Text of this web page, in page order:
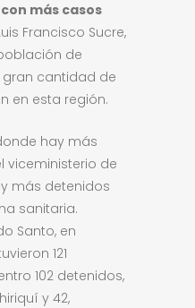
más casos
Francisco Sucre,
de
cantidad de
en esta región.
hay más
viceministerio de
más detenidos
sanitaria.
Santo, en
121
102 detenidos,
y 42,